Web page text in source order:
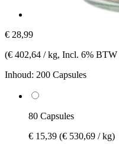
€ 28,99
(€ 402,64 / kg, Incl. 6% BTW
Inhoud: 200 Capsules
80 Capsules
€ 15,39 (€ 530,69 / kg)